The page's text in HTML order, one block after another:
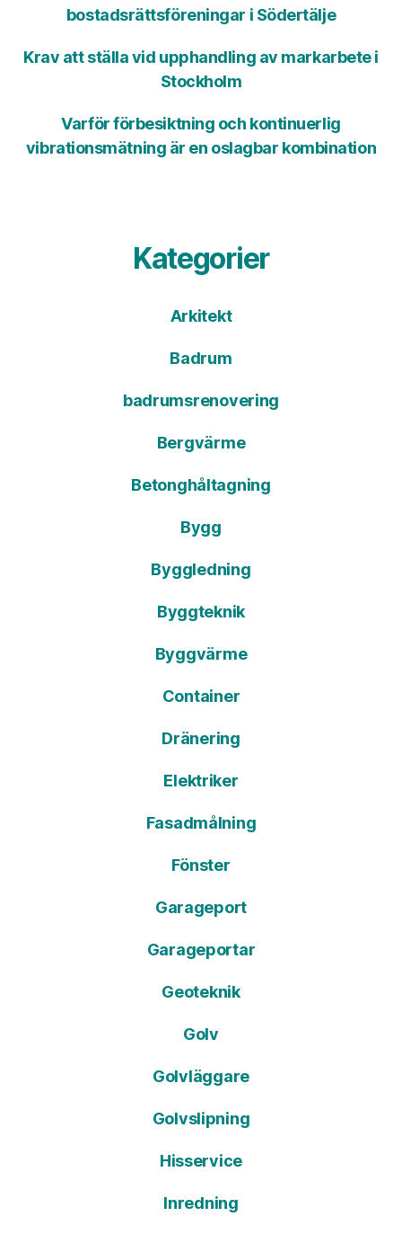
bostadsrättsföreningar i Södertälje
Krav att ställa vid upphandling av markarbete i
Stockholm
Varför förbesiktning och kontinuerlig
vibrationsmätning är en oslagbar kombination
Kategorier
Arkitekt
Badrum
badrumsrenovering
Bergvärme
Betonghåltagning
Bygg
Byggledning
Byggteknik
Byggvärme
Container
Dränering
Elektriker
Fasadmålning
Fönster
Garageport
Garageportar
Geoteknik
Golv
Golvläggare
Golvslipning
Hisservice
Inredning